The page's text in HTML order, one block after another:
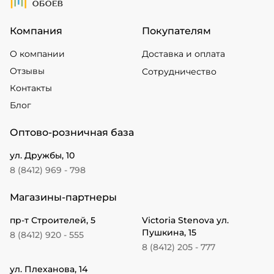
Компания
О компании
Отзывы
Контакты
Блог
Покупателям
Доставка и оплата
Сотрудничество
Оптово-розничная база
ул. Дружбы, 10
8 (8412) 969 - 798
Магазины-партнеры
пр-т Строителей, 5
8 (8412) 920 - 555
Victoria Stenova ул.
Пушкина, 15
8 (8412) 205 - 777
ул. Плеханова, 14